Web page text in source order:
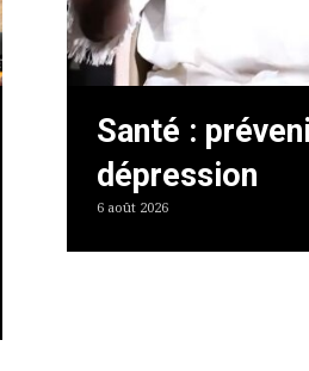
Santé :
dépression
6 août 2026